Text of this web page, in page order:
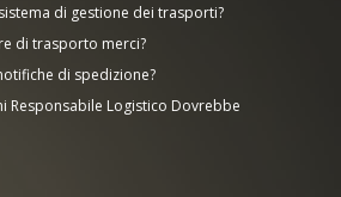
di gestione dei trasporti?
di trasporto merci?
di spedizione?
Responsabile Logistico Dovrebbe